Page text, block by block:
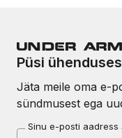
Püsi ühenduses
Jäta meile oma e-
sündmusest ega
Sinu e-posti aadress